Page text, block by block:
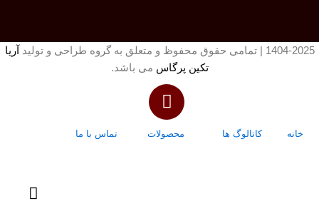
1404-2025 | تمامی حقوق محفوظ و متعلق به گروه طراحی و تولید
آریا
تکین پرگاس می باشد.
خانه کاتالوگ ها محصولات تماس با ما